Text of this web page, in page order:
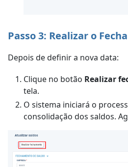
Passo 3: Realizar o
Depois de definir a nova data:
Clique no botão Realizar
tela.
O sistema iniciará o
consolidação dos saldos.